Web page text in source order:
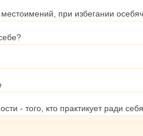
при избегании
- того, кто практикует ради